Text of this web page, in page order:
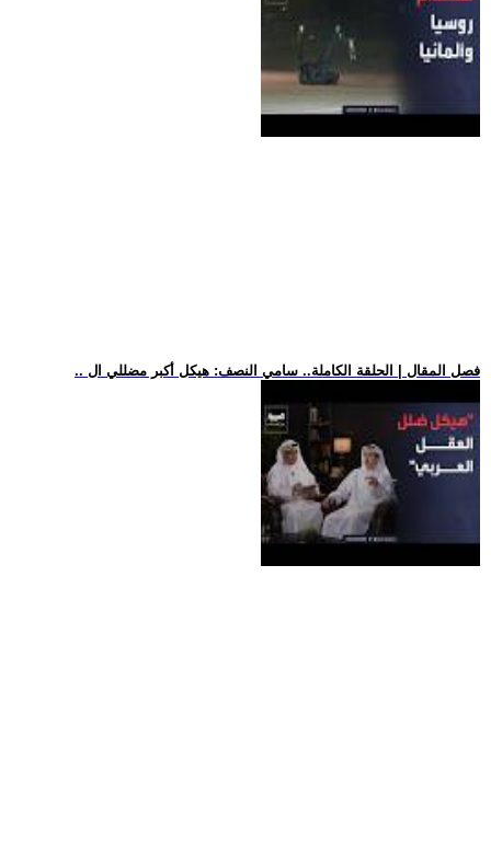
.. فصل المقال | الحلقة الكاملة.. سامي النصف: هيكل أكبر مضللي ال